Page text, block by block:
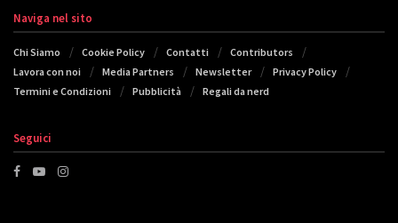
Naviga nel sito
Chi Siamo Cookie Policy Contatti
Contributors
Lavora con noi
Media Partners Newsletter
Privacy Policy
Termini e Condizioni
Pubblicità Regali da nerd
Seguici